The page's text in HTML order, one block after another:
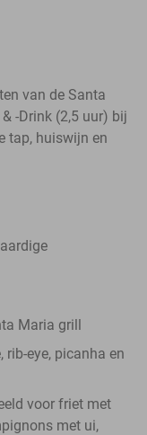
van de Santa
-Drink (2,5 uur) bij
tap, huiswijn en
Maria grill
rib-eye, picanha en
voor friet met
met ui,